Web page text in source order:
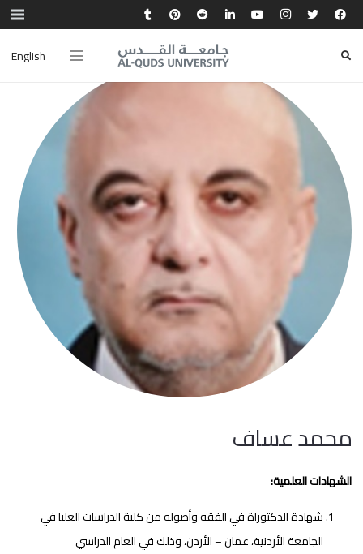
English
محمد عساف
الشهادات العلمية:
شهادة الدكتوراة في الفقه وأصوله من كلية الدراسات العليا في
الجامعة الأردنية، عمان – الأردن، وذلك في العام الدراسي